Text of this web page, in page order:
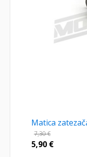
Matica
7,30€
5,90 €